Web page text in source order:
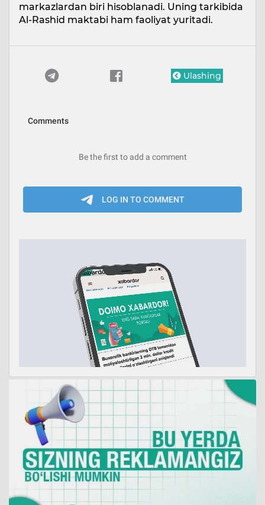
markazlardan biri hisoblanadi. Uning tarkibida
Al-Rashid maktabi ham faoliyat yuritadi.
Ulashing